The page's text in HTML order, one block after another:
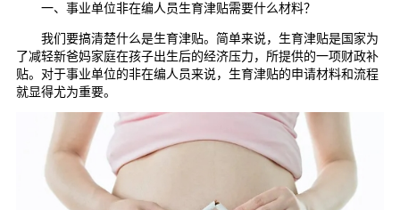
一、事业单位非在编人员生育津贴需要什么材料？
我们要搞清楚什么是生育津贴。简单来说，生育津贴是国家为
了减轻新爸妈家庭在孩子出生后的经济压力，所提供的一项财政补
贴。对于事业单位的非在编人员来说，生育津贴的申请材料和流程
就显得尤为重要。